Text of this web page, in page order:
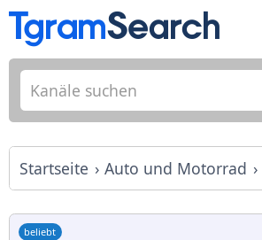
Startseite Auto und Motorrad
beliebt